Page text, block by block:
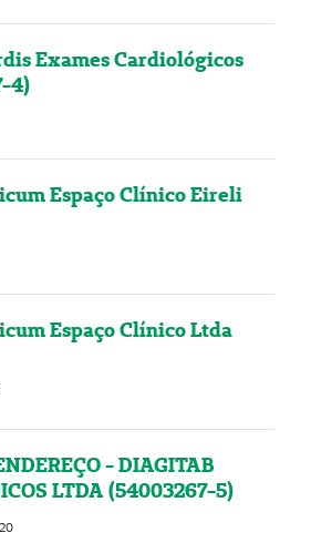
Exames Cardiológicos
4)
Espaço Clínico Eireli
Espaço Clínico Ltda
- DIAGITAB
LTDA (54003267-5)